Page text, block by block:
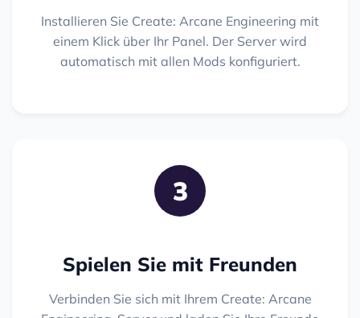
Installieren Sie Create: Arcane Engineering mit
einem Klick über Ihr Panel. Der Server wird
automatisch mit allen Mods konfiguriert.
3
Spielen Sie mit Freunden
Verbinden Sie sich mit Ihrem Create: Arcane